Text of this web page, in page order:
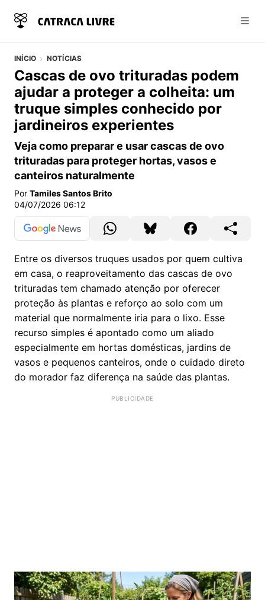
INÍCIO NOTÍCIAS
Cascas de ovo trituradas podem
ajudar a proteger a colheita: um
truque simples conhecido por
jardineiros experientes
Veja como preparar e usar cascas de ovo
trituradas para proteger hortas, vasos e
canteiros naturalmente
Por Tamiles Santos Brito
04/07/2026 06:12
Entre os diversos truques usados por quem cultiva
em casa, o reaproveitamento das cascas de ovo
trituradas tem chamado atenção por oferecer
proteção às plantas e reforço ao solo com um
material que normalmente iria para o lixo. Esse
recurso simples é apontado como um aliado
especialmente em hortas domésticas, jardins de
vasos e pequenos canteiros, onde o cuidado direto
do morador faz diferença na saúde das plantas.